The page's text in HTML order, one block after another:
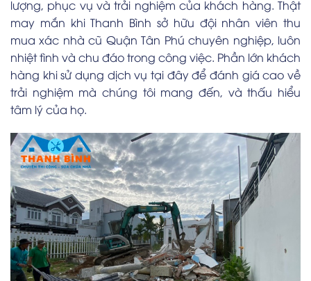
lượng, phục vụ và trải nghiệm của khách hàng. Thật
may mắn khi Thanh Bình sở hữu đội nhân viên thu
mua xác nhà cũ Quận Tân Phú chuyên nghiệp, luôn
nhiệt tình và chu đáo trong công việc. Phần lớn khách
hàng khi sử dụng dịch vụ tại đây để đánh giá cao về
trải nghiệm mà chúng tôi mang đến, và thấu hiểu
tâm lý của họ.